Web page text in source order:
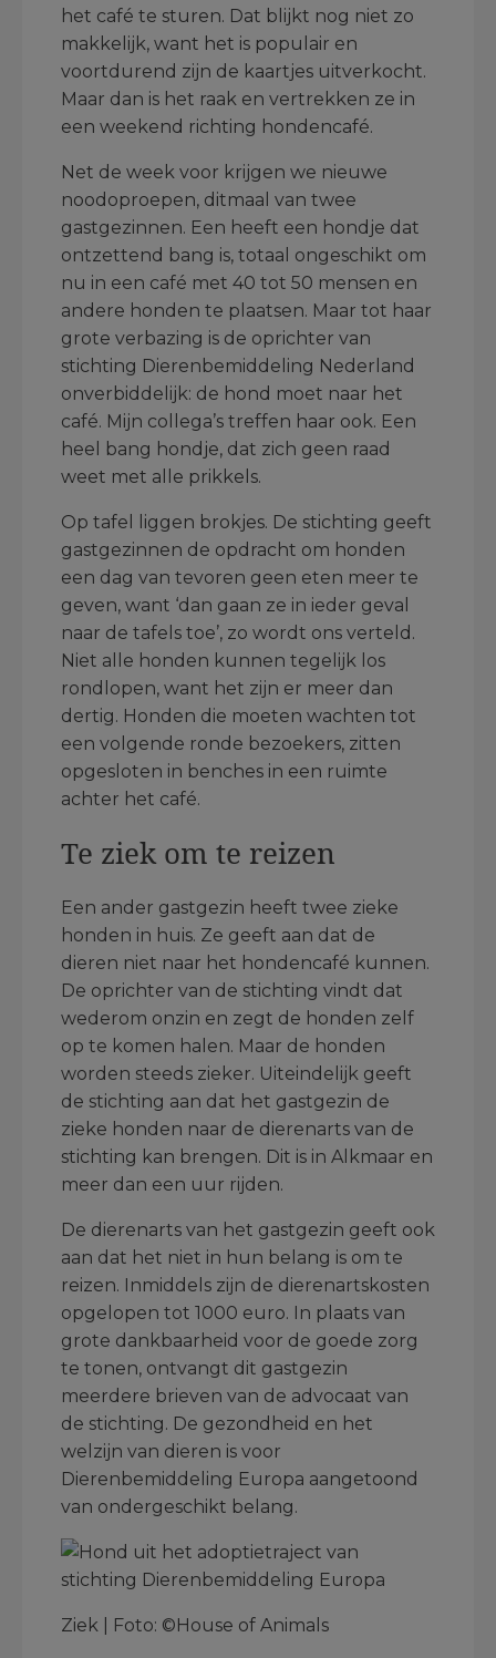
het café te sturen. Dat blijkt nog niet zo
makkelijk, want het is populair en
voortdurend zijn de kaartjes uitverkocht.
Maar dan is het raak en vertrekken ze in
een weekend richting hondencafé.
Net de week voor krijgen we nieuwe
noodoproepen, ditmaal van twee
gastgezinnen. Een heeft een hondje dat
ontzettend bang is, totaal ongeschikt om
nu in een café met 40 tot 50 mensen en
andere honden te plaatsen. Maar tot haar
grote verbazing is de oprichter van
stichting Dierenbemiddeling Nederland
onverbiddelijk: de hond moet naar het
café. Mijn collega’s treffen haar ook. Een
heel bang hondje, dat zich geen raad
weet met alle prikkels.
Op tafel liggen brokjes. De stichting geeft
gastgezinnen de opdracht om honden
een dag van tevoren geen eten meer te
geven, want ‘dan gaan ze in ieder geval
naar de tafels toe’, zo wordt ons verteld.
Niet alle honden kunnen tegelijk los
rondlopen, want het zijn er meer dan
dertig. Honden die moeten wachten tot
een volgende ronde bezoekers, zitten
opgesloten in benches in een ruimte
achter het café.
Te ziek om te reizen
Een ander gastgezin heeft twee zieke
honden in huis. Ze geeft aan dat de
dieren niet naar het hondencafé kunnen.
De oprichter van de stichting vindt dat
wederom onzin en zegt de honden zelf
op te komen halen. Maar de honden
worden steeds zieker. Uiteindelijk geeft
de stichting aan dat het gastgezin de
zieke honden naar de dierenarts van de
stichting kan brengen. Dit is in Alkmaar en
meer dan een uur rijden.
De dierenarts van het gastgezin geeft ook
aan dat het niet in hun belang is om te
reizen. Inmiddels zijn de dierenartskosten
opgelopen tot 1000 euro. In plaats van
grote dankbaarheid voor de goede zorg
te tonen, ontvangt dit gastgezin
meerdere brieven van de advocaat van
de stichting. De gezondheid en het
welzijn van dieren is voor
Dierenbemiddeling Europa aangetoond
van ondergeschikt belang.
Ziek | Foto: ©House of Animals